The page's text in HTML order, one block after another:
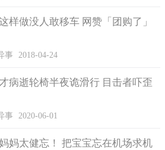
样做没人敢移车 网赞「团购了」
事 2018-04-24
病逝轮椅半夜诡滑行 目击者吓歪
事 2020-06-01
妈太健忘！ 把宝宝忘在机场求机